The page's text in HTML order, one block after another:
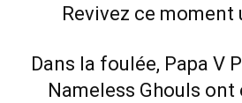
Revivez ce moment
Dans la foulée, Papa V
Nameless Ghouls ont